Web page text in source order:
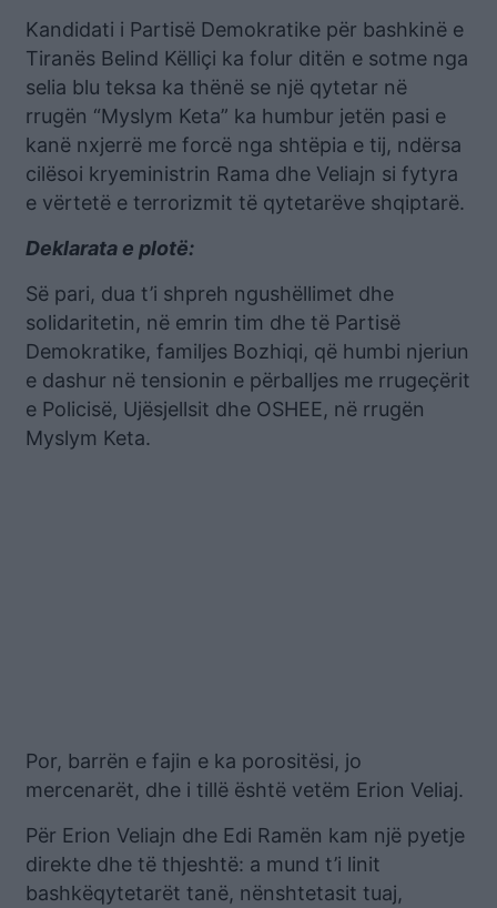
Kandidati i Partisë Demokratike për bashkinë e
Tiranës Belind Këlliçi ka folur ditën e sotme nga
selia blu teksa ka thënë se një qytetar në
rrugën “Myslym Keta” ka humbur jetën pasi e
kanë nxjerrë me forcë nga shtëpia e tij, ndërsa
cilësoi kryeministrin Rama dhe Veliajn si fytyra
e vërtetë e terrorizmit të qytetarëve shqiptarë.
Deklarata e plotë:
Së pari, dua t’i shpreh ngushëllimet dhe
solidaritetin, në emrin tim dhe të Partisë
Demokratike, familjes Bozhiqi, që humbi njeriun
e dashur në tensionin e përballjes me rrugeçërit
e Policisë, Ujësjellsit dhe OSHEE, në rrugën
Myslym Keta.
Por, barrën e fajin e ka porositësi, jo
mercenarët, dhe i tillë është vetëm Erion Veliaj.
Për Erion Veliajn dhe Edi Ramën kam një pyetje
direkte dhe të thjeshtë: a mund t’i linit
bashkëqytetarët tanë, nënshtetasit tuaj,